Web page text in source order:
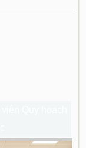
Quy hoạch